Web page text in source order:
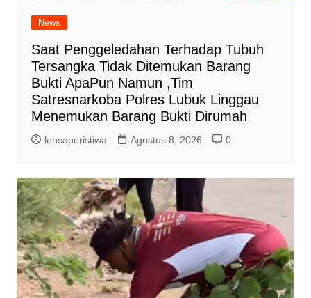
News
Saat Penggeledahan Terhadap Tubuh
Tersangka Tidak Ditemukan Barang
Bukti ApaPun Namun ,Tim
Satresnarkoba Polres Lubuk Linggau
Menemukan Barang Bukti Dirumah
lensaperistiwa Agustus 8, 2026 0